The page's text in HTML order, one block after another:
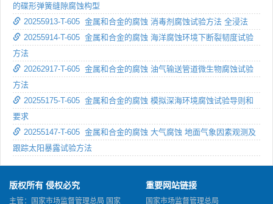
的碟形弹簧缝隙腐蚀构型
20255913-T-605 金属和合金的腐蚀 消毒剂腐蚀试验方法 全浸法
20255914-T-605 金属和合金的腐蚀 海洋腐蚀环境下断裂韧度试验
方法
20262917-T-605 金属和合金的腐蚀 油气输送管道微生物腐蚀试验
方法
20255175-T-605 金属和合金的腐蚀 模拟深海环境腐蚀试验导则和
要求
20255147-T-605 金属和合金的腐蚀 大气腐蚀 地面气象因素观测及
跟踪太阳暴露试验方法
版权所有 侵权必究
主管：国家市场监督管理总局 国家
重要网站链接
国家市场监督管理总局